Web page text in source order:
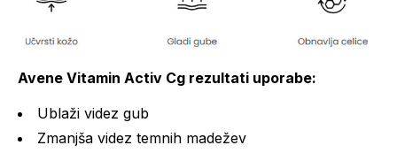
Avene Vitamin Activ Cg rezultati uporabe:
Ublaži videz gub
Zmanjša videz temnih madežev